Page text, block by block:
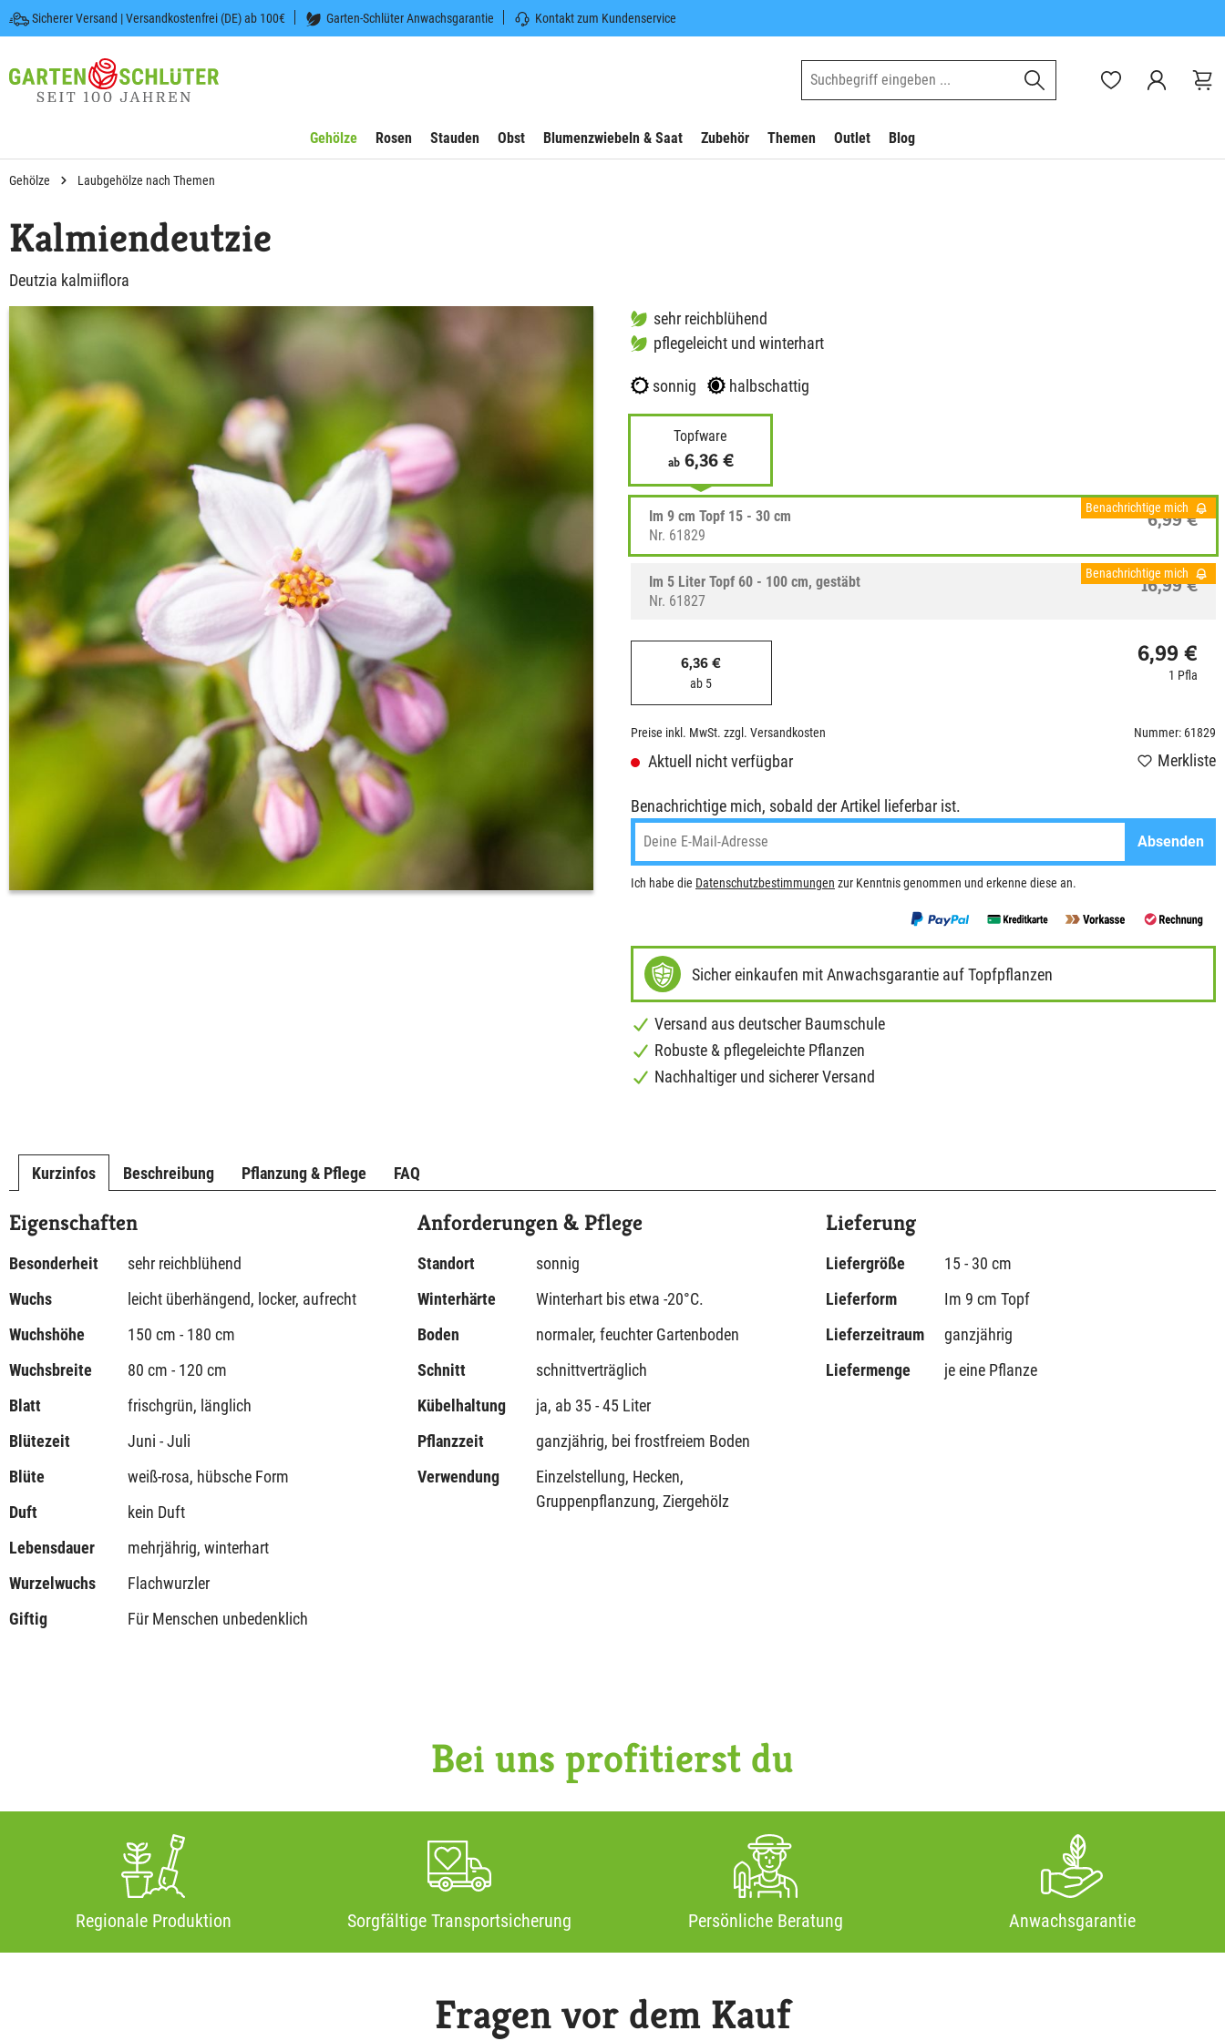
Zur Hauptnavigation springen
Sicherer Versand | Versandkostenfrei (DE) ab 100€ Garten-Schlüter Anwachsgarantie Kontakt zum Kundenservice
Gehölze Rosen Stauden Obst Blumenzwiebeln & Saat Zubehör Themen Outlet Blog
Gehölze Laubgehölze nach Themen
Kalmiendeutzie
Deutzia kalmiiflora
sehr reichblühend
pflegeleicht und winterhart
sonnig halbschattig
Topfware
ab 6,36 €
Benachrichtige mich
Im 9 cm Topf 15 - 30 cm
Nr. 61829
6,99 €
Benachrichtige mich
Im 5 Liter Topf 60 - 100 cm, gestäbt
Nr. 61827
16,99 €
6,36 €
ab 5
6,99 €
1 Pfla
Preise inkl. MwSt. zzgl. Versandkosten Nummer: 61829
Aktuell nicht verfügbar Merkliste
Benachrichtige mich, sobald der Artikel lieferbar ist.
Absenden
Ich habe die Datenschutzbestimmungen zur Kenntnis genommen und erkenne diese an.
Sicher einkaufen mit Anwachsgarantie auf Topfpflanzen
Versand aus deutscher Baumschule
Robuste & pflegeleichte Pflanzen
Nachhaltiger und sicherer Versand
Kurzinfos Beschreibung Pflanzung & Pflege FAQ
Eigenschaften
Besonderheit
sehr reichblühend
Wuchs
leicht überhängend, locker, aufrecht
Wuchshöhe
150 cm - 180 cm
Wuchsbreite
80 cm - 120 cm
Blatt
frischgrün, länglich
Blütezeit
Juni - Juli
Blüte
weiß-rosa, hübsche Form
Duft
kein Duft
Lebensdauer
mehrjährig, winterhart
Wurzelwuchs
Flachwurzler
Giftig
Für Menschen unbedenklich
Anforderungen & Pflege
Standort
sonnig
Winterhärte
Winterhart bis etwa -20°C.
Boden
normaler, feuchter Gartenboden
Schnitt
schnittverträglich
Kübelhaltung
ja, ab 35 - 45 Liter
Pflanzzeit
ganzjährig, bei frostfreiem Boden
Verwendung
Einzelstellung, Hecken,
Gruppenpflanzung, Ziergehölz
Lieferung
Liefergröße
15 - 30 cm
Lieferform
Im 9 cm Topf
Lieferzeitraum
ganzjährig
Liefermenge
je eine Pflanze
Bei uns profitierst du
Regionale Produktion Sorgfältige Transportsicherung Persönliche Beratung Anwachsgarantie
Fragen vor dem Kauf